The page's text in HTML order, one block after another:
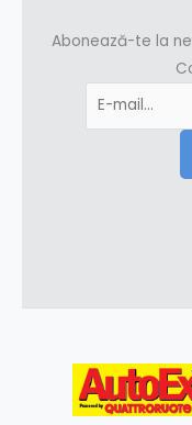
Abonează-te la